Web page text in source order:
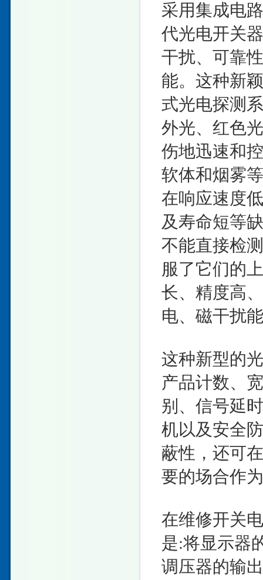
采用集成电
代光电开关
干扰、可靠
能。这种新
式光电探测
外光、红色
伤地迅速和
软体和烟雾
在响应速度
及寿命短等
不能直接检
服了它们的
长、精度高
电、磁干扰
这种新型的
产品计数、
别、信号延
机以及安全
蔽性，还可
要的场合作
在维修开关
是:将显示器
调压器的输